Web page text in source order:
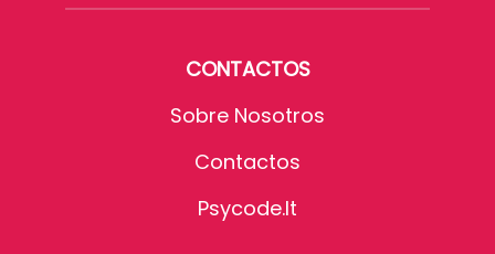
CONTACTOS
Sobre Nosotros
Contactos
Psycode.it